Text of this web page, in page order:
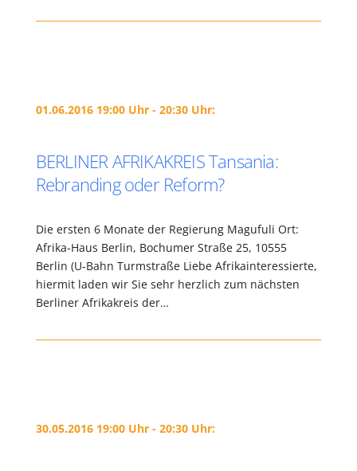
01.06.2016 19:00 Uhr - 20:30 Uhr:
BERLINER AFRIKAKREIS Tansania:
Rebranding oder Reform?
Die ersten 6 Monate der Regierung Magufuli Ort:
Afrika-Haus Berlin, Bochumer Straße 25, 10555
Berlin (U-Bahn Turmstraße Liebe Afrikainteressierte,
hiermit laden wir Sie sehr herzlich zum nächsten
Berliner Afrikakreis der…
30.05.2016 19:00 Uhr - 20:30 Uhr: